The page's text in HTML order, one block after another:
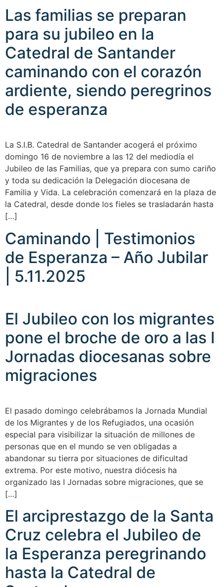
Las familias se preparan
para su jubileo en la
Catedral de Santander
caminando con el corazón
ardiente, siendo peregrinos
de esperanza
La S.I.B. Catedral de Santander acogerá el próximo
domingo 16 de noviembre a las 12 del mediodía el
Jubileo de las Familias, que ya prepara con sumo cariño
y toda su dedicación la Delegación diocesana de
Familia y Vida. La celebración comenzará en la plaza de
la Catedral, desde donde los fieles se trasladarán hasta
[…]
Caminando | Testimonios
de Esperanza – Año Jubilar
| 5.11.2025
El Jubileo con los migrantes
pone el broche de oro a las I
Jornadas diocesanas sobre
migraciones
El pasado domingo celebrábamos la Jornada Mundial
de los Migrantes y de los Refugiados, una ocasión
especial para visibilizar la situación de millones de
personas que en el mundo se ven obligadas a
abandonar su tierra por situaciones de dificultad
extrema. Por este motivo, nuestra diócesis ha
organizado las I Jornadas sobre migraciones, que se
[…]
El arciprestazgo de la Santa
Cruz celebra el Jubileo de
la Esperanza peregrinando
hasta la Catedral de